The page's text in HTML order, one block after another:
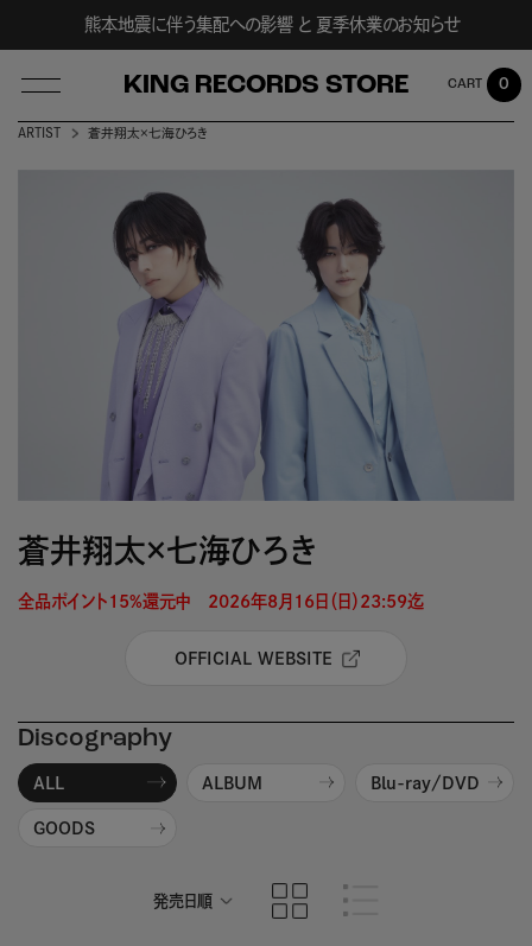
熊本地震に伴う集配への影響 と 夏季休業のお知らせ
KING RECORDS STORE
LOG IN
0
ARTIST 蒼井翔太×七海ひろき
蒼井翔太×七海ひろき
全品ポイント15%還元中　2026年8月16日（日）23:59迄
OFFICIAL WEBSITE
Discography
ALL ALBUM Blu-ray/DVD
GOODS
発売日順